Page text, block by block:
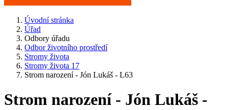
Úvodní stránka
Úřad
Odbory úřadu
Odbor životního prostředí
Stromy života
Stromy života 17
Strom narození - Jón Lukáš - L63
Strom narození - Jón Lukáš -